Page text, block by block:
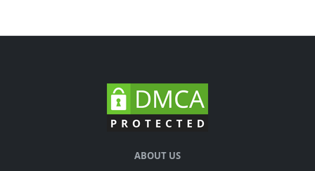
ABOUT US